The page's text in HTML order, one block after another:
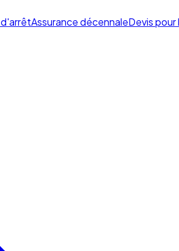
Assurance décennaleDevis